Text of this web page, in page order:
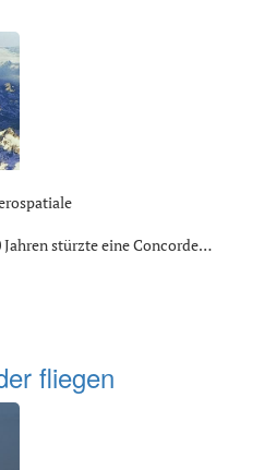
Jahren stürzte eine Concorde…
fliegen